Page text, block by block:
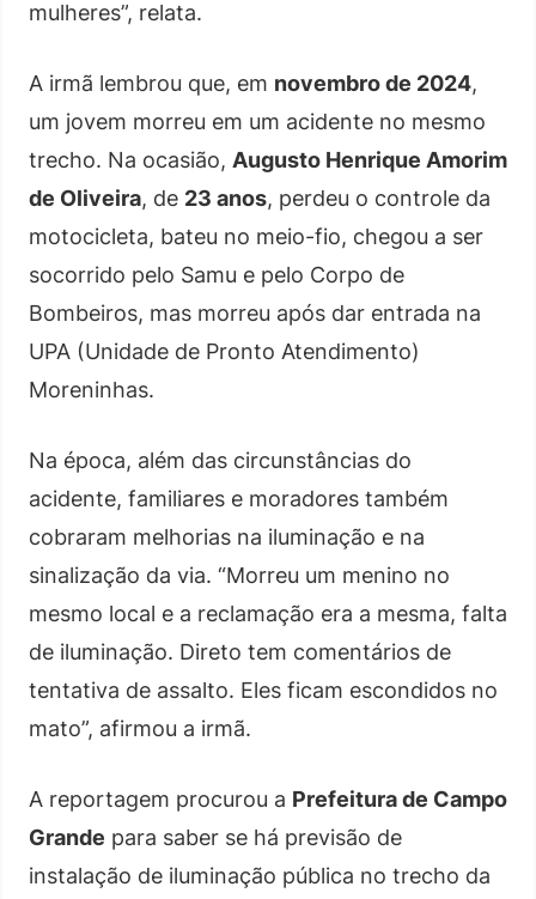
mulheres”, relata.
A irmã lembrou que, em novembro de 2024,
um jovem morreu em um acidente no mesmo
trecho. Na ocasião, Augusto Henrique Amorim
de Oliveira, de 23 anos, perdeu o controle da
motocicleta, bateu no meio-fio, chegou a ser
socorrido pelo Samu e pelo Corpo de
Bombeiros, mas morreu após dar entrada na
UPA (Unidade de Pronto Atendimento)
Moreninhas.
Na época, além das circunstâncias do
acidente, familiares e moradores também
cobraram melhorias na iluminação e na
sinalização da via. “Morreu um menino no
mesmo local e a reclamação era a mesma, falta
de iluminação. Direto tem comentários de
tentativa de assalto. Eles ficam escondidos no
mato”, afirmou a irmã.
A reportagem procurou a Prefeitura de Campo
Grande para saber se há previsão de
instalação de iluminação pública no trecho da